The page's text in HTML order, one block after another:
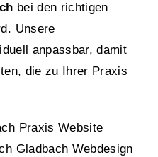
bei den richtigen
Unsere
anpassbar, damit
die zu Ihrer Praxis
Praxis Website
Gladbach Webdesign